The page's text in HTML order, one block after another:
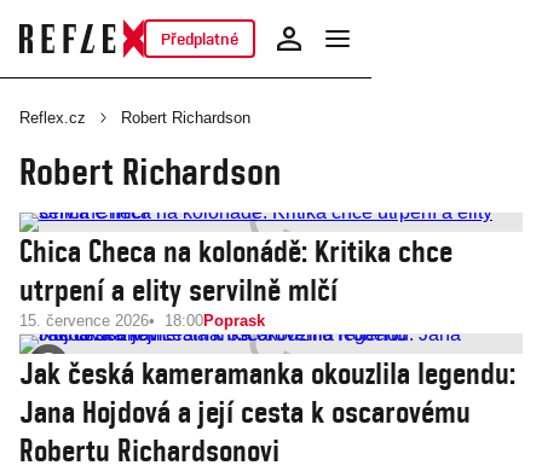
Předplatné
Reflex.cz Robert Richardson
Robert Richardson
Chica Checa na kolonádě: Kritika chce
utrpení a elity servilně mlčí
15. července 2026 18:00Poprask
Jak česká kameramanka okouzlila legendu:
Jana Hojdová a její cesta k oscarovému
Robertu Richardsonovi